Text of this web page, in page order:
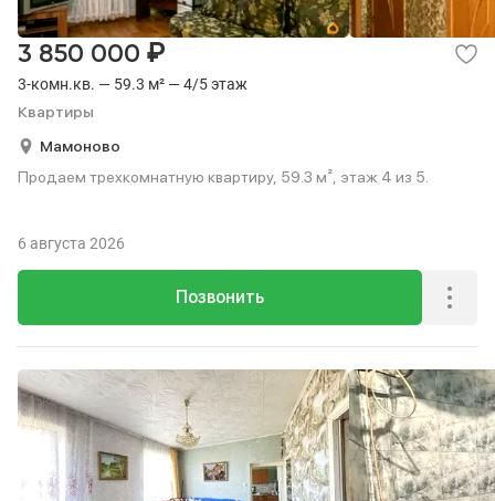
3-комн.кв. — 59.3 м² — 4/5 этаж
Квартиры
3 850 000 ₽
Мамоново
Продаем трехкомнатную квартиру, 59.3 м², этаж 4 из 5.
Позвонить
6 августа 2026